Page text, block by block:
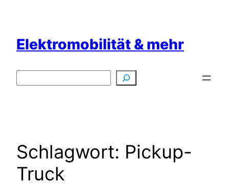
springen
Elektromobilität & mehr
Schlagwort: Pickup-
Truck